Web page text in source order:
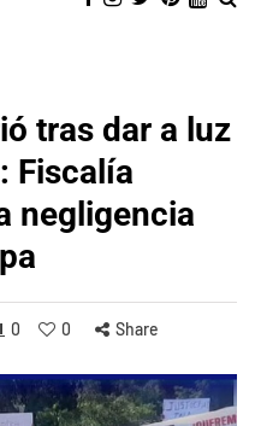
tras dar a luz
Fiscalía
negligencia
0 0 Share